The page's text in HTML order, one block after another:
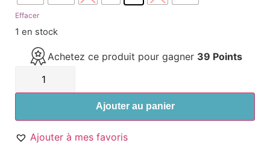
Effacer
1 en stock
Achetez ce produit pour gagner 39 Points
Ajouter au panier
Ajouter à mes favoris